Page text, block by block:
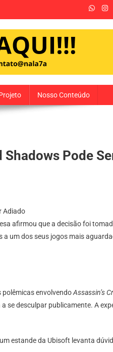
Nosso Conteúdo
Shadows Pode
afirmou que a decisão foi
a um dos seus jogos mais
envolvendoAssassin’s
se desculpar publicamente. A
estande da Ubisoft levanta